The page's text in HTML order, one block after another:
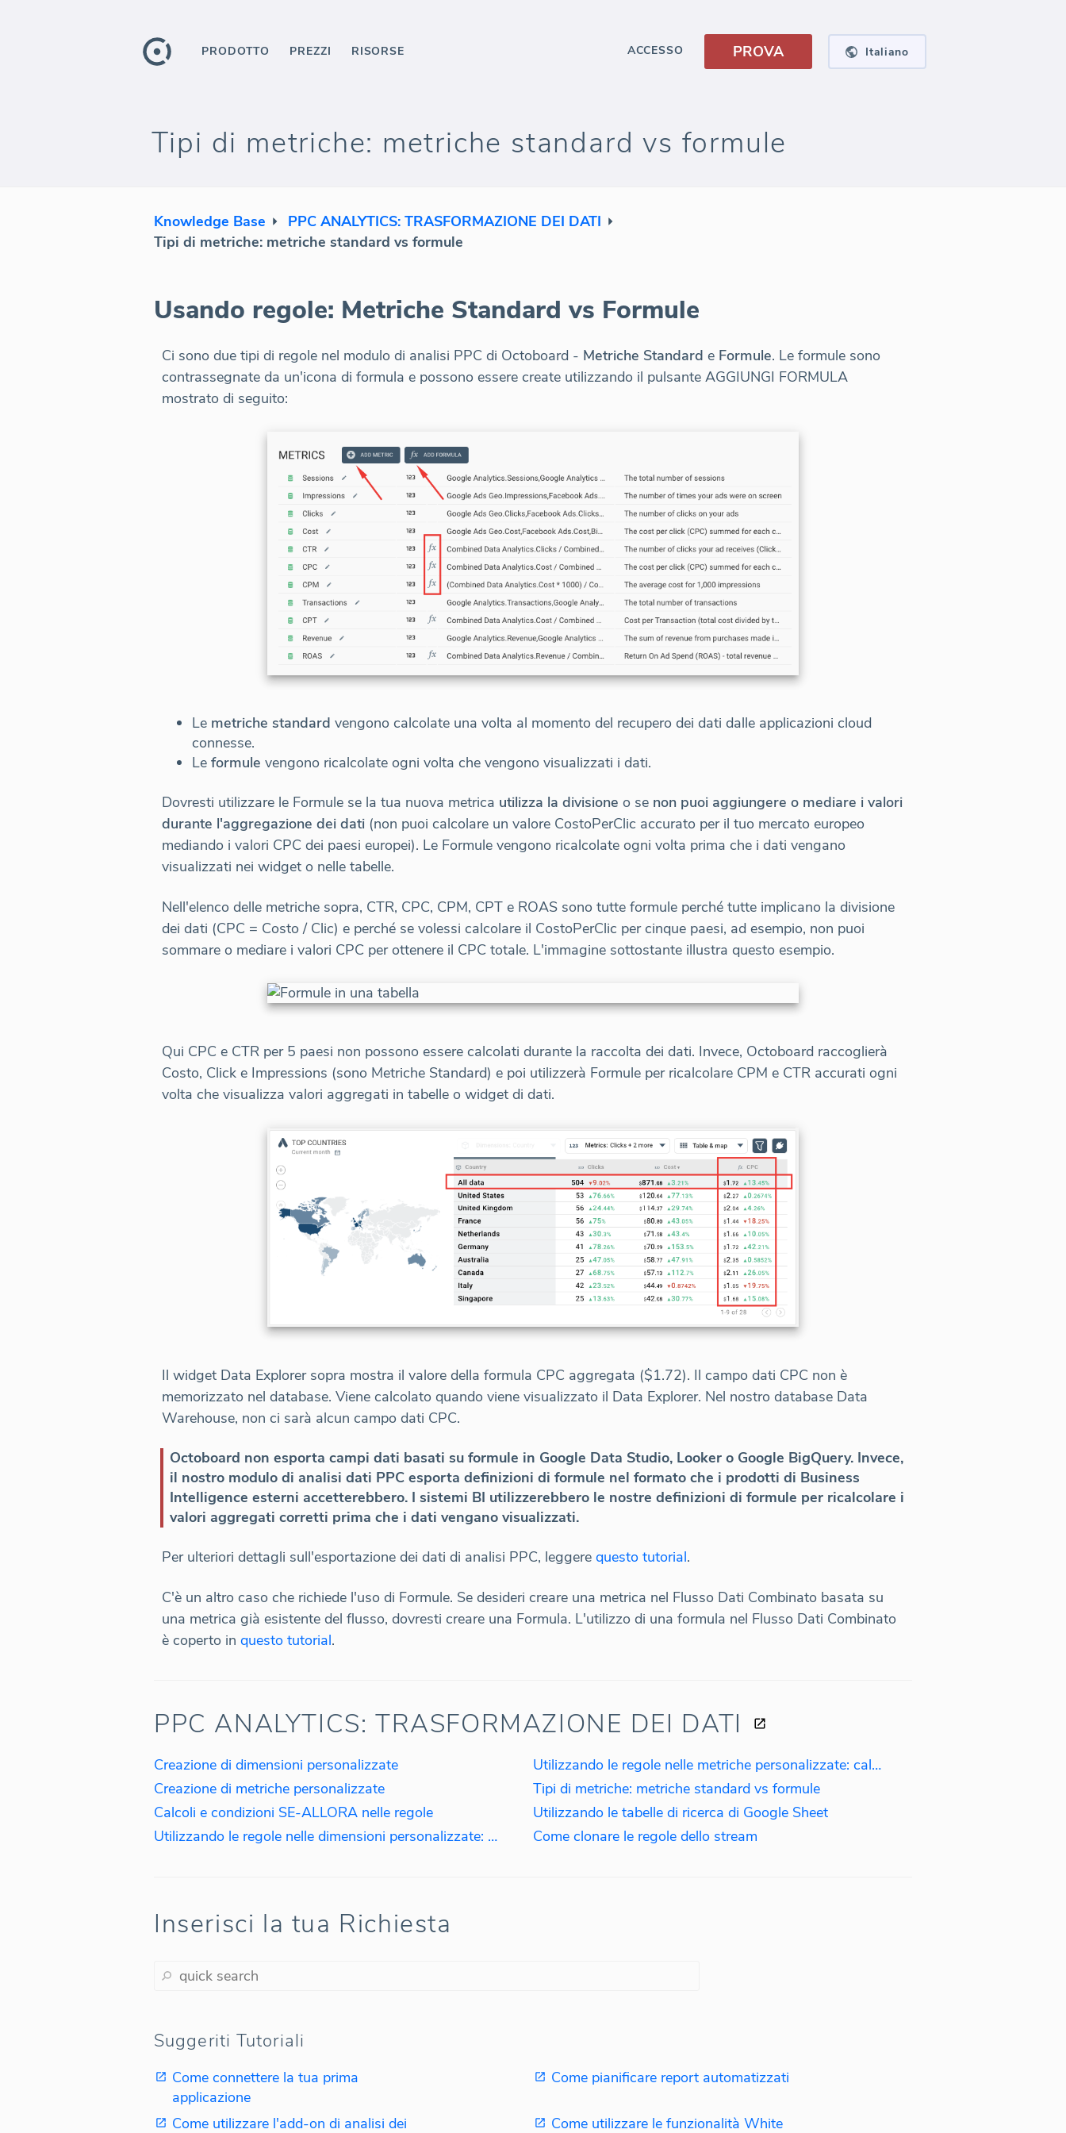
PRODOTTO PREZZI RISORSE ACCESSO PROVA Italiano
Tipi di metriche: metriche standard vs formule
Knowledge Base
PPC ANALYTICS: TRASFORMAZIONE DEI DATI
Tipi di metriche: metriche standard vs formule
Usando regole: Metriche Standard vs Formule
Ci sono due tipi di regole nel modulo di analisi PPC di Octoboard - Metriche Standard e Formule. Le formule sono
contrassegnate da un'icona di formula e possono essere create utilizzando il pulsante AGGIUNGI FORMULA
mostrato di seguito:
Le metriche standard vengono calcolate una volta al momento del recupero dei dati dalle applicazioni cloud
connesse.
Le formule vengono ricalcolate ogni volta che vengono visualizzati i dati.
Dovresti utilizzare le Formule se la tua nuova metrica utilizza la divisione o se non puoi aggiungere o mediare i valori
durante l'aggregazione dei dati (non puoi calcolare un valore CostoPerClic accurato per il tuo mercato europeo
mediando i valori CPC dei paesi europei). Le Formule vengono ricalcolate ogni volta prima che i dati vengano
visualizzati nei widget o nelle tabelle.
Nell'elenco delle metriche sopra, CTR, CPC, CPM, CPT e ROAS sono tutte formule perché tutte implicano la divisione
dei dati (CPC = Costo / Clic) e perché se volessi calcolare il CostoPerClic per cinque paesi, ad esempio, non puoi
sommare o mediare i valori CPC per ottenere il CPC totale. L'immagine sottostante illustra questo esempio.
Qui CPC e CTR per 5 paesi non possono essere calcolati durante la raccolta dei dati. Invece, Octoboard raccoglierà
Costo, Click e Impressions (sono Metriche Standard) e poi utilizzerà Formule per ricalcolare CPM e CTR accurati ogni
volta che visualizza valori aggregati in tabelle o widget di dati.
Il widget Data Explorer sopra mostra il valore della formula CPC aggregata ($1.72). Il campo dati CPC non è
memorizzato nel database. Viene calcolato quando viene visualizzato il Data Explorer. Nel nostro database Data
Warehouse, non ci sarà alcun campo dati CPC.
Octoboard non esporta campi dati basati su formule in Google Data Studio, Looker o Google BigQuery. Invece,
il nostro modulo di analisi dati PPC esporta definizioni di formule nel formato che i prodotti di Business
Intelligence esterni accetterebbero. I sistemi BI utilizzerebbero le nostre definizioni di formule per ricalcolare i
valori aggregati corretti prima che i dati vengano visualizzati.
Per ulteriori dettagli sull'esportazione dei dati di analisi PPC, leggere questo tutorial.
C'è un altro caso che richiede l'uso di Formule. Se desideri creare una metrica nel Flusso Dati Combinato basata su
una metrica già esistente del flusso, dovresti creare una Formula. L'utilizzo di una formula nel Flusso Dati Combinato
è coperto in questo tutorial.
PPC ANALYTICS: TRASFORMAZIONE DEI DATI
Creazione di dimensioni personalizzate
Creazione di metriche personalizzate
Calcoli e condizioni SE-ALLORA nelle regole
Utilizzando le regole nelle dimensioni personalizzate: aggregazione dei dati per lingua
Utilizzando le regole nelle metriche personalizzate: calcolo delle tasse
Tipi di metriche: metriche standard vs formule
Utilizzando le tabelle di ricerca di Google Sheet
Come clonare le regole dello stream
Inserisci la tua Richiesta
Suggeriti Tutoriali
Come connettere la tua prima
applicazione
Come pianificare report automatizzati
Come utilizzare l'add-on di analisi dei Come utilizzare le funzionalità White